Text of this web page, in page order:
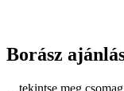
Borász